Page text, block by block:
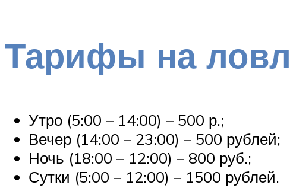
Тарифы на
Утро (5:00 – 14:00) – 500 р.;
Вечер (14:00 – 23:00) – 500 рублей;
Ночь (18:00 – 12:00) – 800 руб.;
Сутки (5:00 – 12:00) – 1500 рублей.